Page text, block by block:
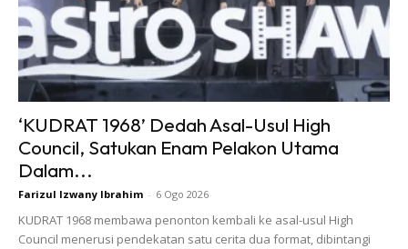
ditemasya Sukan SEA 29 nanti.
“Tetapi untuk aksi di Kuala Lumpur ia pastinya berbeza,
perlawanan baharu dengan semangat tinggi untuk meraih
“Kali ini kami akan tampil berbeza, beberapa siri
‘KUDRAT 1968’ Dedah Asal-Usul High
Council, Satukan Enam Pelakon Utama
Dalam...
Farizul Izwany Ibrahim - 6 Ogo 2026
KUDRAT 1968 membawa penonton kembali ke asal-usul High
Council menerusi pendekatan satu cerita dua format, dibintangi